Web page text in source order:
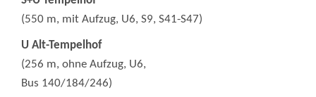
(550 m, mit Aufzug, U6, S9, S41-S47)
U Alt-Tempelhof
(256 m, ohne Aufzug, U6,
Bus 140/184/246)